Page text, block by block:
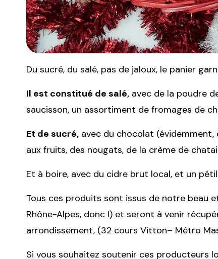
Du sucré, du salé, pas de jaloux, le panier
Il est constitué de salé, avec de la poudre
saucisson, un assortiment de fromages de
Et de sucré, avec du chocolat
aux fruits, des nougats, de la crème de
Et à boire, avec du cidre brut local, et un
Tous ces produits sont issus de notre beau
Rhône-Alpes, donc !) et seront à venir
arrondissement, (32 cours Vitton– Métro
Si vous souhaitez soutenir ces producteurs